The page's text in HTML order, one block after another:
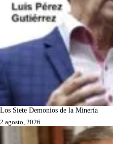
Los Siete Demonios de la Minería
2 agosto, 2026